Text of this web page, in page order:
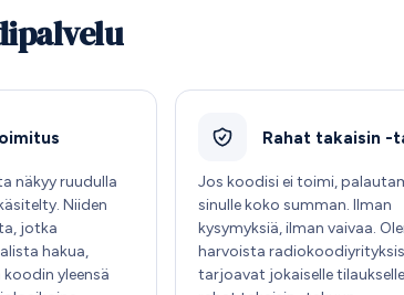
näkyy ruudulla
Niiden
jotka
hakua,
yleensä
Rahat takaisin -
Jos koodisi ei toimi,
sinulle koko summan. Ilman
kysymyksiä, ilman vaivaa.
harvoista
tarjoavat jokaiselle